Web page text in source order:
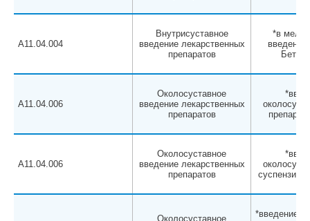
A11.04.004
Внутрисуставное
введение лекарственных
препаратов
*в
введение
A11.04.006
Околосуставное
введение лекарственных
препаратов
A11.04.006
Околосуставное
введение лекарственных
препаратов
суспензии
Околосуставное
*введение в